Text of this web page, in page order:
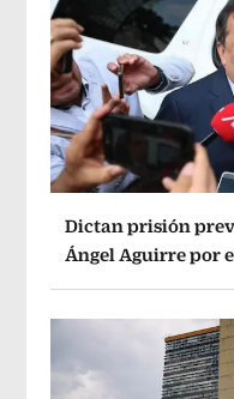
Dictan prisión
Ángel Aguirre por